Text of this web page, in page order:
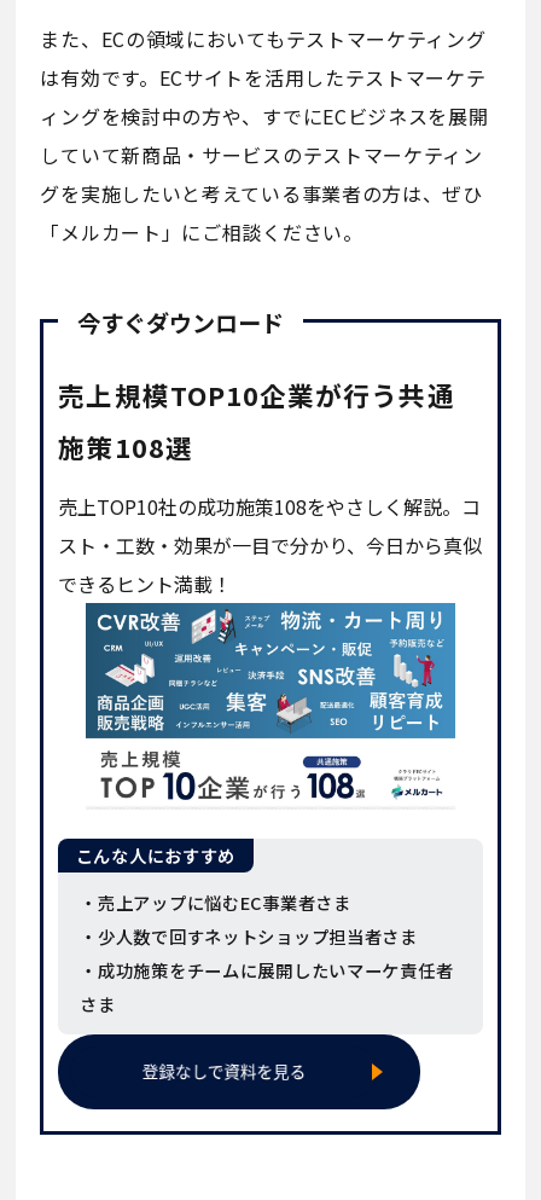
また、ECの領域においてもテストマーケティング
は有効です。ECサイトを活用したテストマーケテ
ィングを検討中の方や、すでにECビジネスを展開
していて新商品・サービスのテストマーケティン
グを実施したいと考えている事業者の方は、ぜひ
「メルカート」にご相談ください。
今すぐダウンロード
売上規模TOP10企業が行う共通
施策108選
売上TOP10社の成功施策108をやさしく解説。コ
スト・工数・効果が一目で分かり、今日から真似
できるヒント満載！
こんな人におすすめ
・売上アップに悩むEC事業者さま
・少人数で回すネットショップ担当者さま
・成功施策をチームに展開したいマーケ責任者
さま